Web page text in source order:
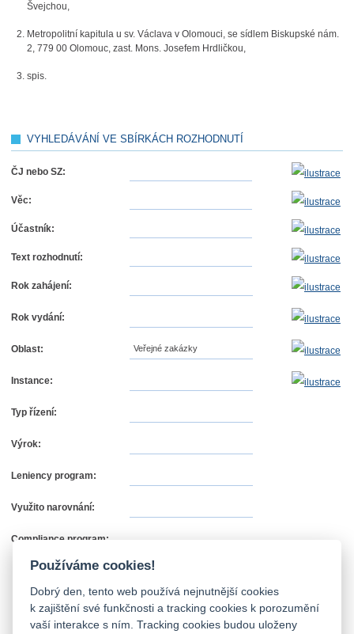
Švejchou,
Metropolitní kapitula u sv. Václava v Olomouci, se sídlem Biskupské nám.
2, 779 00 Olomouc, zast. Mons. Josefem Hrdličkou,
spis.
VYHLEDÁVÁNÍ VE SBÍRKÁCH ROZHODNUTÍ
ČJ nebo SZ:
Věc:
Účastník:
Text rozhodnutí:
Rok zahájení:
Rok vydání:
Oblast: Veřejné zakázky
Instance:
Typ řízení:
Výrok:
Leniency program:
Využito narovnání:
Compliance program:
Používáme cookies!
Dobrý den, tento web používá nejnutnější cookies
k zajištění své funkčnosti a tracking cookies k porozumění
vaší interakce s ním. Tracking cookies budou uloženy